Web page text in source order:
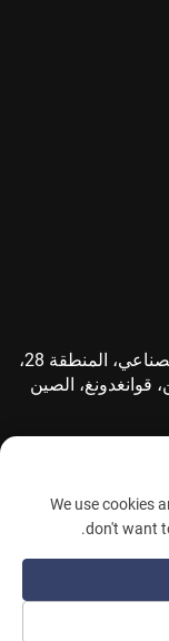
الغرفة 304، المبنى الشرقي، مبنى لوشي الصناعي، المنطقة 28،
قوانغدونغ، الصين
المحدودة. جميع
We use cookies
don't want